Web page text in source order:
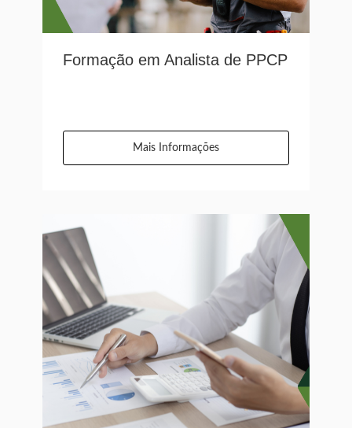
Formação em Analista de PPCP
Mais Informações